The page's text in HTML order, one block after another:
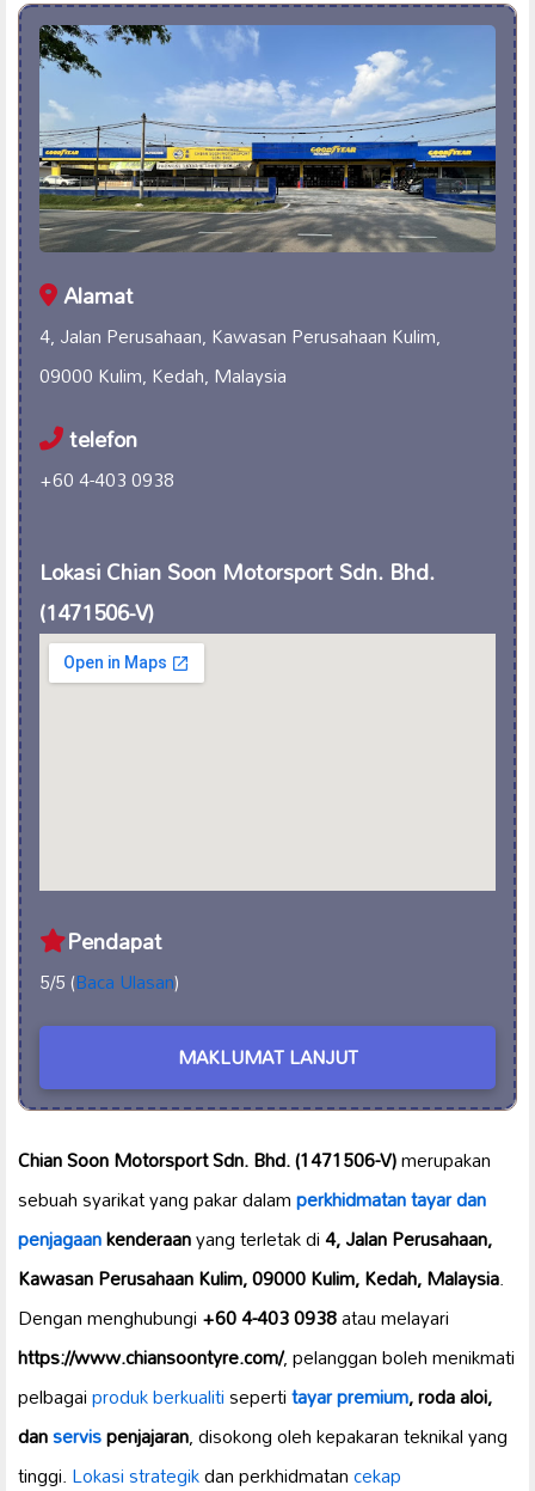
Alamat
4, Jalan Perusahaan, Kawasan Perusahaan Kulim,
09000 Kulim, Kedah, Malaysia
telefon
+60 4-403 0938
Lokasi Chian Soon Motorsport Sdn. Bhd.
(1471506-V)
Pendapat
5/5 (Baca Ulasan)
MAKLUMAT LANJUT
Chian Soon Motorsport Sdn. Bhd. (1471506-V)merupakan
sebuah syarikat yang pakar dalamperkhidmatan tayardan
penjagaankenderaanyang terletak di4, Jalan Perusahaan,
Kawasan Perusahaan Kulim, 09000 Kulim, Kedah, Malaysia.
Dengan menghubungi+60 4-403 0938atau melayari
https://www.chiansoontyre.com/, pelanggan boleh menikmati
pelbagaiproduk berkualitisepertitayar premium, roda aloi,
danservispenjajaran, disokong oleh kepakaran teknikal yang
tinggi.Lokasi strategikdan perkhidmatancekap